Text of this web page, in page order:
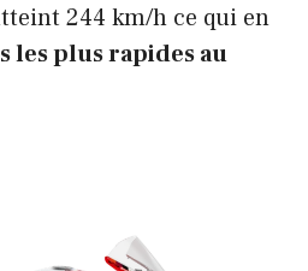
244 km/h ce qui en
les plus rapides au